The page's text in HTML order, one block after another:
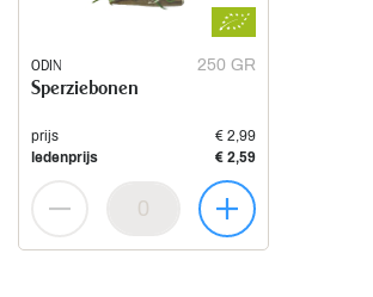
ODIN 250 GR
Sperziebonen
prijs
€ 2,99
ledenprijs
€ 2,59